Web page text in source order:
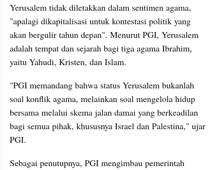
Yerusalem tidak diletakkan dalam sentimen agama,
"apalagi dikapitalisasi untuk kontestasi politik yang
akan bergulir tahun depan". Menurut PGI, Yerusalem
adalah tempat dan sejarah bagi tiga agama Ibrahim,
yaitu Yahudi, Kristen, dan Islam.
"PGI memandang bahwa status Yerusalem bukanlah
soal konflik agama, melainkan soal mengelola hidup
bersama melalui skema jalan damai yang berkeadilan
bagi semua pihak, khususnya Israel dan Palestina," ujar
PGI.
Sebagai penutupnya, PGI mengimbau pemerintah